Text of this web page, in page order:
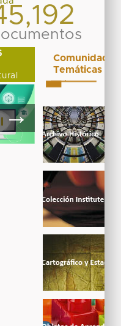
→
Comunidades
Temáticas